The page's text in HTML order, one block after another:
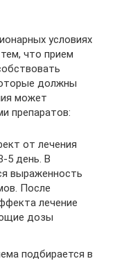
условиях
что прием
должны
может
препаратов:
от лечения
5 день. В
выраженность
После
лечение
дозы
подбирается в